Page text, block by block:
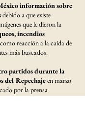
información sobre
debido a que existe
que le dieron la
incendios
como reacción a la caída de
más buscados.
partidos durante la
del Repechajeen marzo
por la prensa
de guerra”.